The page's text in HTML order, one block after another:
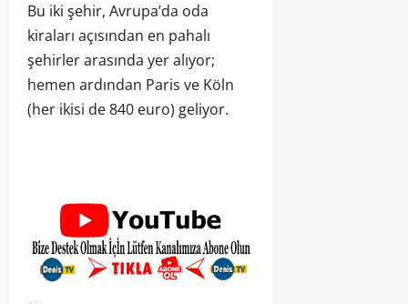
Bu iki şehir, Avrupa’da oda
kiraları açısından en pahalı
şehirler arasında yer alıyor;
hemen ardından Paris ve Köln
(her ikisi de 840 euro) geliyor.